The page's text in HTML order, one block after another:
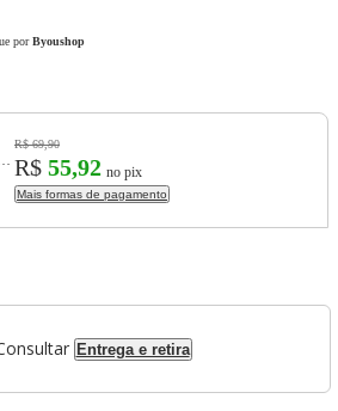
por Byoushop
Refil Limpeza Branco Crismop
R$ 69,90
R$ 55,92 no pix
Mais formas de pagamento
Entrega e retira